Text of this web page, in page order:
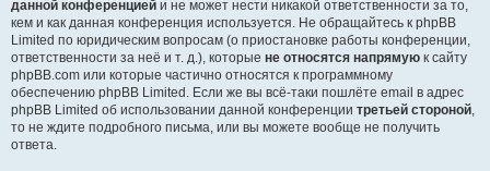
данной конференцией и не может нести никакой ответственности за то,
кем и как данная конференция используется. Не обращайтесь к phpBB
Limited по юридическим вопросам (о приостановке работы конференции,
ответственности за неё и т. д.), которые не относятся напрямую к сайту
phpBB.com или которые частично относятся к программному
обеспечению phpBB Limited. Если же вы всё-таки пошлёте email в адрес
phpBB Limited об использовании данной конференции третьей стороной,
то не ждите подробного письма, или вы можете вообще не получить
ответа.